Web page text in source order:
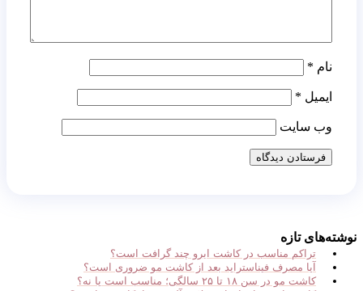
نام *
ایمیل *
وب‌ سایت
نوشته‌های تازه
تراکم مناسب در کاشت ابرو چند گرافت است؟
آیا مصرف فیناستراید بعد از کاشت مو ضروری است؟
کاشت مو در سن ۱۸ تا ۲۵ سالگی؛ مناسب است یا نه؟